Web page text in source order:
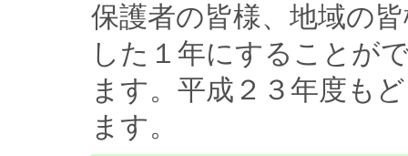
保護者の皆様、地域の
した１年にすることが
ます。平成２３年度も
ます。